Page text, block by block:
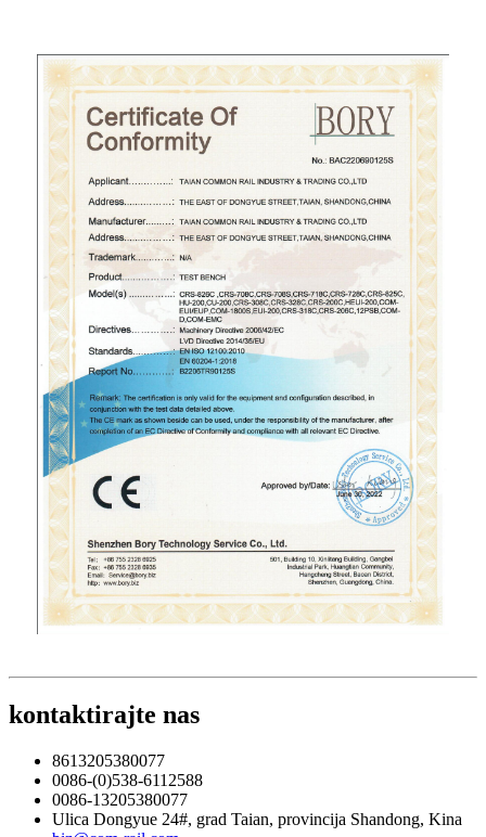
kontaktirajte nas
8613205380077
0086-(0)538-6112588
0086-13205380077
Ulica Dongyue 24#, grad Taian, provincija Shandong, Kina